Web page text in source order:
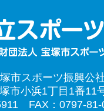
市スポーツ振興公
市小浜1丁目1番11
FAX：0797-81-